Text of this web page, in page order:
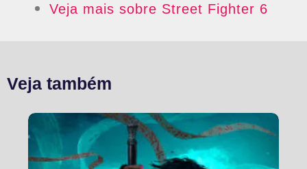
Veja mais sobre Street Fighter 6
Veja também